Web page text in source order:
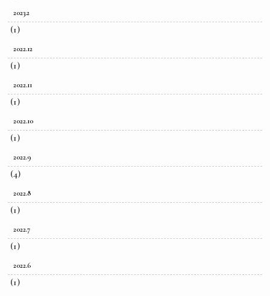
2023.2
(1)
2022.12
(1)
2022.11
(1)
2022.10
(1)
2022.9
(4)
2022.8
(1)
2022.7
(1)
2022.6
(1)